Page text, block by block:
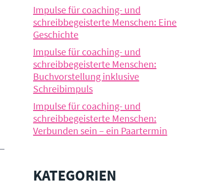
Impulse für coaching- und
schreibbegeisterte Menschen: Eine
Geschichte
Impulse für coaching- und
schreibbegeisterte Menschen:
Buchvorstellung inklusive
Schreibimpuls
Impulse für coaching- und
schreibbegeisterte Menschen:
Verbunden sein – ein Paartermin
KATEGORIEN